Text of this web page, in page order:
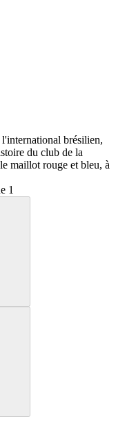
brésilien,
du club de la
maillot rouge et bleu, à
1